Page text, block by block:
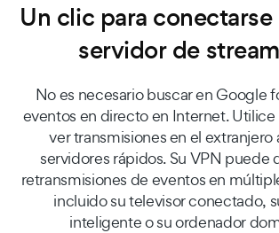
Un clic para
servidor de
No es necesario buscar en Google
eventos en directo en Internet. Utilice
ver transmisiones en el extranjero
servidores rápidos. Su VPN puede
retransmisiones de eventos en
incluido su televisor conectado,
inteligente o su ordenador